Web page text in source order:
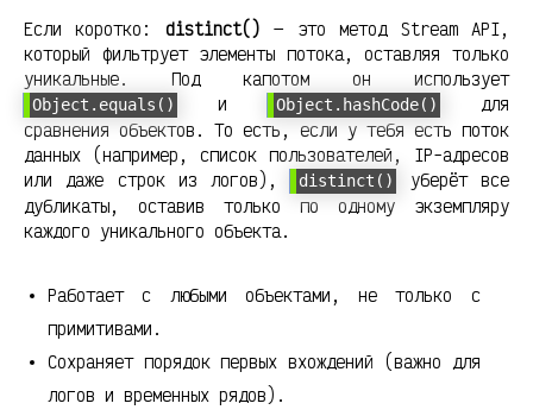
Если коротко: distinct() — это метод Stream API,
который фильтрует элементы потока, оставляя только
уникальные. Под капотом он использует
Object.equals() и Object.hashCode()
для
сравнения объектов. То есть, если у тебя есть поток
данных (например, список пользователей, IP-адресов
или даже строк из логов),
distinct()
уберёт все
дубликаты, оставив только по одному экземпляру
каждого уникального объекта.
Работает с любыми объектами, не только с
примитивами.
Сохраняет порядок первых вхождений (важно для
логов и временных рядов).